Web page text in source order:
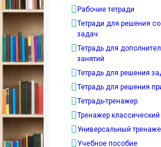
Рабочие тетради
Тетради для решения
задач
Тетрадь для
занятий
Тетрадь для решения
Тетрадь для решения
Тетрадь-тренажер
Тренажер классический
Универсальный
Учебное пособие